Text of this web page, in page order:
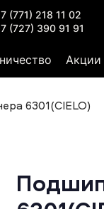
(771) 218 11 02
(727) 390 91 91
Акции
6301(СIELO)